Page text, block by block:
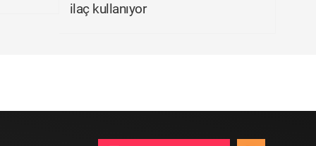
ilaç kullanıyor